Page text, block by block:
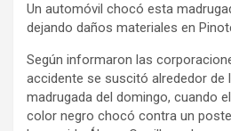
Un automóvil chocó esta
dejando daños materiales en
Según informaron las
accidente se suscitó alrededor de
madrugada del domingo, cuando
color negro chocó contra un